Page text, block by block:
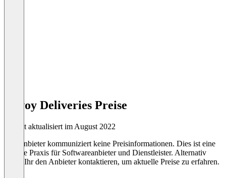
Envoy Deliveries Preise
Zuletzt aktualisiert im August 2022
Der Anbieter kommuniziert keine Preisinformationen. Dies ist eine
übliche Praxis für Softwareanbieter und Dienstleister. Alternativ
könnt Ihr den Anbieter kontaktieren, um aktuelle Preise zu erfahren.